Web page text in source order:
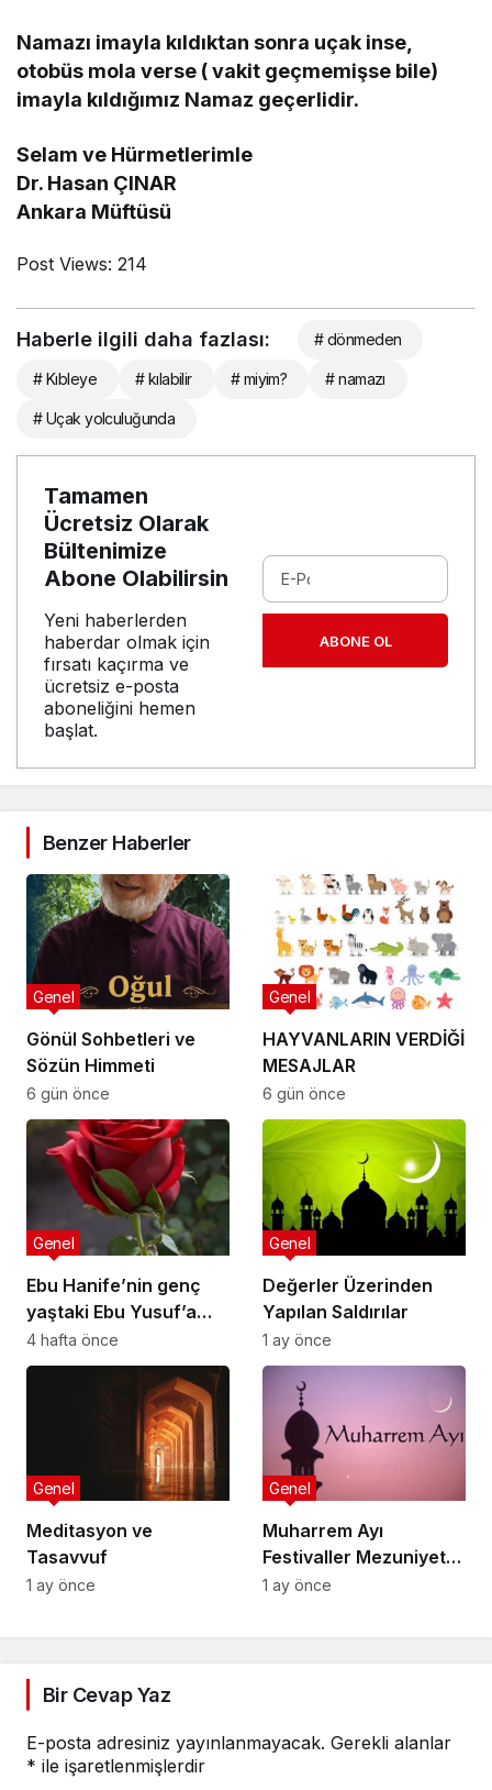
Namazı imayla kıldıktan sonra uçak inse,
otobüs mola verse ( vakit geçmemişse bile)
imayla kıldığımız Namaz geçerlidir.
Selam ve Hürmetlerimle
Dr. Hasan ÇINAR
Ankara Müftüsü
Post Views: 214
Haberle ilgili daha fazlası: # dönmeden
# Kıbleye # kılabilir # miyim? # namazı
# Uçak yolculuğunda
Tamamen
Ücretsiz Olarak
Bültenimize
Abone Olabilirsin
Yeni haberlerden
haberdar olmak için
fırsatı kaçırma ve
ücretsiz e-posta
aboneliğini hemen
başlat.
ABONE OL
Benzer Haberler
Gönül Sohbetleri ve
Sözün Himmeti
Genel
6 gün önce
HAYVANLARIN VERDİĞİ
MESAJLAR
Genel
6 gün önce
Ebu Hanife’nin genç
yaştaki Ebu Yusuf’a
nasihatlerinden
bazıları:
Genel
4 hafta önce
Değerler Üzerinden
Yapılan Saldırılar
Genel
1 ay önce
Meditasyon ve
Tasavvuf
Genel
1 ay önce
Muharrem Ayı
Festivaller Mezuniyet
Törenleri
Genel
1 ay önce
Bir Cevap Yaz
E-posta adresiniz yayınlanmayacak. Gerekli alanlar
* ile işaretlenmişlerdir